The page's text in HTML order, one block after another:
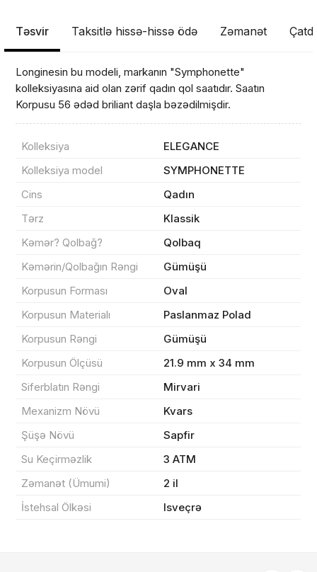
Təsvir Taksitlə hissə-hissə ödə Zəmanət
Longinesin bu modeli, markanın "Symphonette"
kolleksiyasına aid olan zərif qadın qol saatıdır. Saatın
Korpusu 56 ədəd briliant daşla bəzədilmişdir.
Kolleksiya
ELEGANCE
Kolleksiya model
SYMPHONETTE
Cins
Qadın
Tərz
Klassik
Kəmər? Qolbağ?
Qolbaq
Kəmərin/Qolbağın Rəngi
Gümüşü
Korpusun Forması
Oval
Korpusun Materialı
Paslanmaz Polad
Korpusun Rəngi
Gümüşü
Korpusun Ölçüsü
21.9 mm x 34 mm
Siferblatın Rəngi
Mirvari
Mexanizm Növü
Kvars
Şüşə Növü
Sapfir
Su Keçirməzlik
3 ATM
Zəmanət (Ümumi)
2 il
İstehsal Ölkəsi
Isveçrə
Məhsul(lar) səbətə əlavə edildi
Sifarişin detalları
Məhsul toplam
Endirim
Yekun məbləğ OK